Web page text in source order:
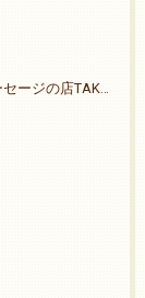
【東京下町手作りハム・ソーセージの店TAKE-ZO】祭りも終わりました。